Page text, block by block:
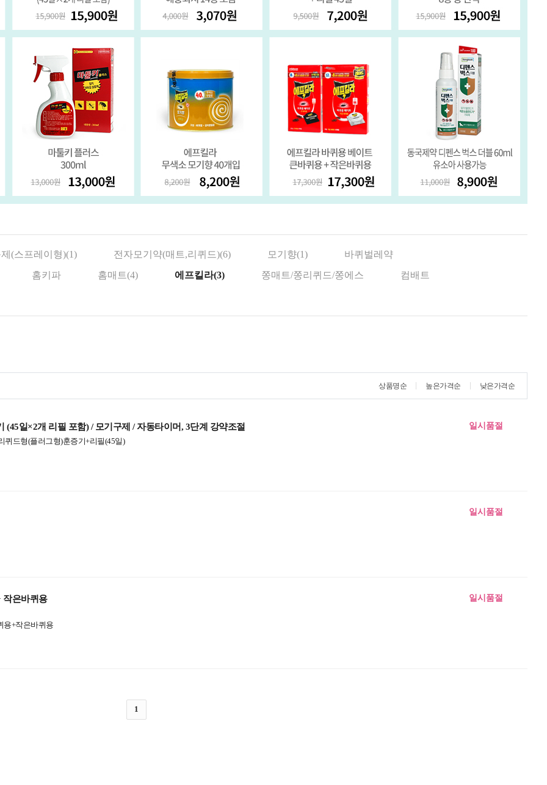
(스프레이형)(1) 전자모기약(매트,리퀴드)(6) 모기향(1)
바퀴벌레약
홈키파
홈매트(4) 에프킬라(3) 쫑매트/쫑리퀴드/쫑에스 컴배트
상품명순 높은가격순 낮은가격순
(45일×2개 리필 포함) / 모기구제 / 자동타이머, 3단계 강약조절
퀴드형(플러그형)훈증기+리필(45일)
일시품절
일시품절
작은바퀴용
용+작은바퀴용
일시품절
1